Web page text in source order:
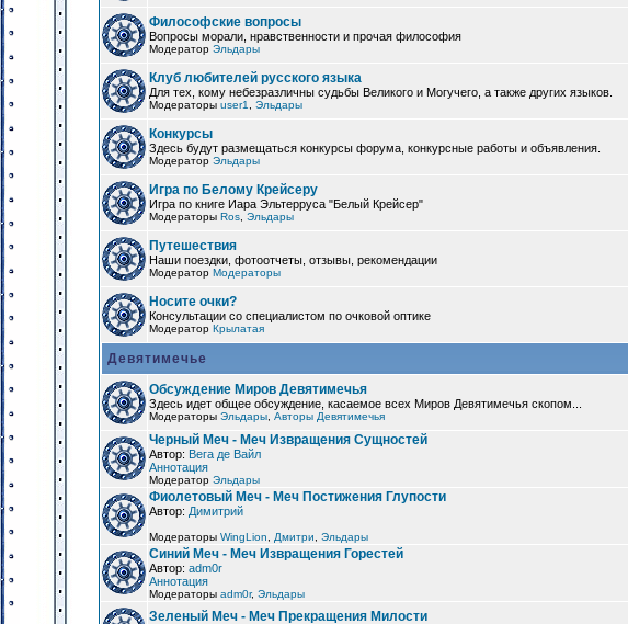
Философские вопросы
Вопросы морали, нравственности и прочая философия
Модератор Эльдары
Клуб любителей русского языка
Для тех, кому небезразличны судьбы Великого и Могучего, а также других языков.
Модераторы user1 Эльдары
Конкурсы
Здесь будут размещаться конкурсы форума, конкурсные работы и объявления.
Модератор Эльдары
Игра по Белому Крейсеру
Игра по книге Иара Эльтерруса "Белый Крейсер"
Модераторы Ros Эльдары
Путешествия
Наши поездки, фотоотчеты, отзывы, рекомендации
Модератор Модераторы
Носите очки?
Консультации со специалистом по очковой оптике
Модератор Крылатая
Девятимечье
Обсуждение Миров Девятимечья
Здесь идет общее обсуждение, касаемое всех Миров Девятимечья скопом...
Модераторы Эльдары Авторы Девятимечья
Черный Меч - Меч Извращения Сущностей
Автор: Вега де Вайл
Аннотация
Модератор Эльдары
Фиолетовый Меч - Меч Постижения Глупости
Автор: Димитрий
Модераторы WingLion Дмитри Эльдары
Синий Меч - Меч Извращения Горестей
Автор: adm0r
Аннотация
Модераторы adm0r, Эльдары
Зеленый Меч - Меч Прекращения Милости